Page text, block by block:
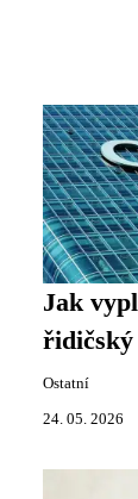
Jak
Ostatní
24. 05. 2026